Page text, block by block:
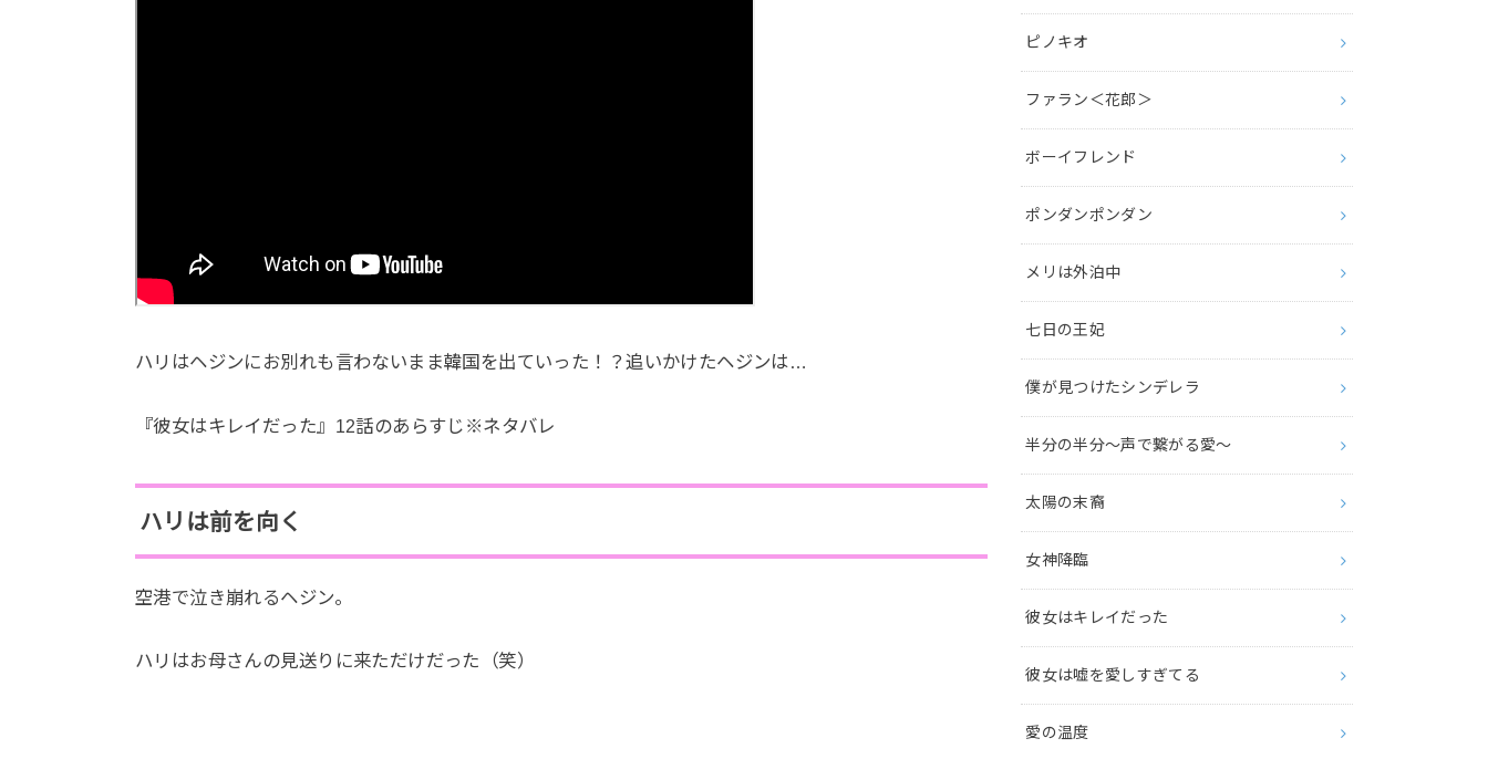
ハリはヘジンにお別れも言わないまま韓国を出ていった！？追いかけたヘジンは…
『彼女はキレイだった』12話のあらすじ※ネタバレ
ハリは前を向く
空港で泣き崩れるヘジン。
ハリはお母さんの見送りに来ただけだった（笑）
ピノキオ
ファラン＜花郎＞
ボーイフレンド
ポンダンポンダン
メリは外泊中
七日の王妃
僕が見つけたシンデレラ
半分の半分～声で繋がる愛～
太陽の末裔
女神降臨
彼女はキレイだった
彼女は嘘を愛しすぎてる
愛の温度